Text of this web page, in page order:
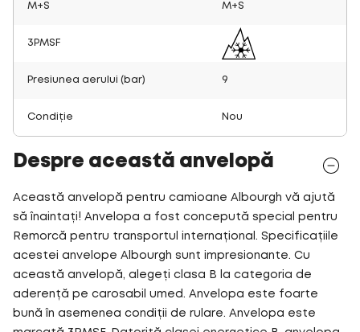
M+S M+S
3PMSF
Presiunea aerului (bar) 9
Condiție Nou
Despre această anvelopă
Această anvelopă pentru camioane Albourgh vă ajută
să înaintați! Anvelopa a fost concepută special pentru
Remorcă pentru transportul internațional. Specificațiile
acestei anvelope Albourgh sunt impresionante. Cu
această anvelopă, alegeți clasa B la categoria de
aderență pe carosabil umed. Anvelopa este foarte
bună în asemenea condiții de rulare. Anvelopa este